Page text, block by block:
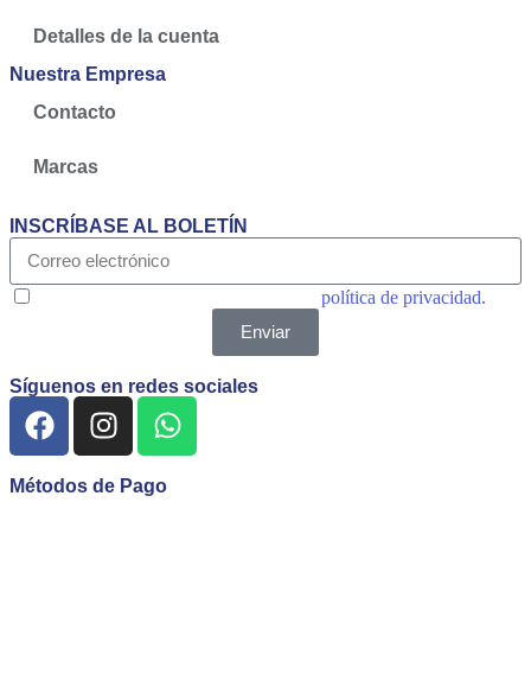
Detalles de la cuenta
Nuestra Empresa
Contacto
Marcas
INSCRÍBASE AL BOLETÍN
política de privacidad.
Enviar
Síguenos en redes sociales
Métodos de Pago